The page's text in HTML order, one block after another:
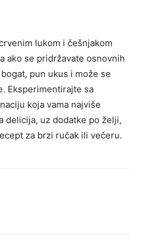
lukom i češnjakom
ako se pridržavate osnovnih
pun ukus i može se
Eksperimentirajte sa
koja vama najviše
delicija, uz dodatke po želji,
za brzi ručak ili večeru.